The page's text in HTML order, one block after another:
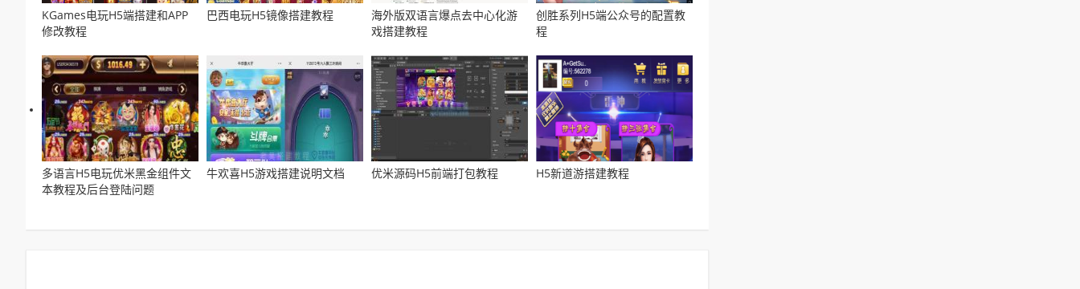
KGames电玩H5端搭建和APP
修改教程
巴西电玩H5镜像搭建教程
海外版双语言爆点去中心化游
戏搭建教程
创胜系列H5端公众号的配置教
程
多语言H5电玩优米黑金组件文
本教程及后台登陆问题
牛欢喜H5游戏搭建说明文档 优米源码H5前端打包教程 H5新道游搭建教程